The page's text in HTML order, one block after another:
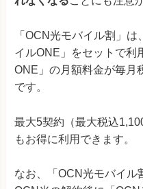
「OCN光モバイル割」
イルONE」をセットで利
ONE」の月額料金が毎月
です。
最大5契約（最大税込
もお得に利用できます。
なお、「OCN光モバイル